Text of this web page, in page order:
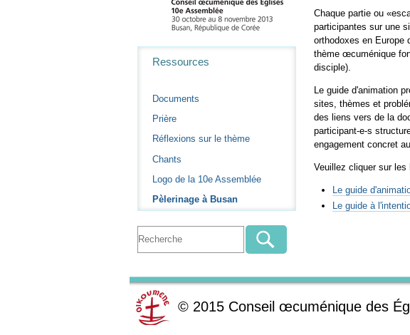
Chaque partie ou
participantes sur une
orthodoxes en Europe
thème œcuménique
disciple).
Le guide d'animation
sites, thèmes et
des liens vers de la
participant-e-s
engagement concret
Veuillez cliquer sur
Le guide
Le guide à
Ressources
Documents
Prière
Réflexions sur le thème
Chants
Logo de la 10e Assemblée
Pèlerinage à Busan
© 2015 Conseil œcuménique des